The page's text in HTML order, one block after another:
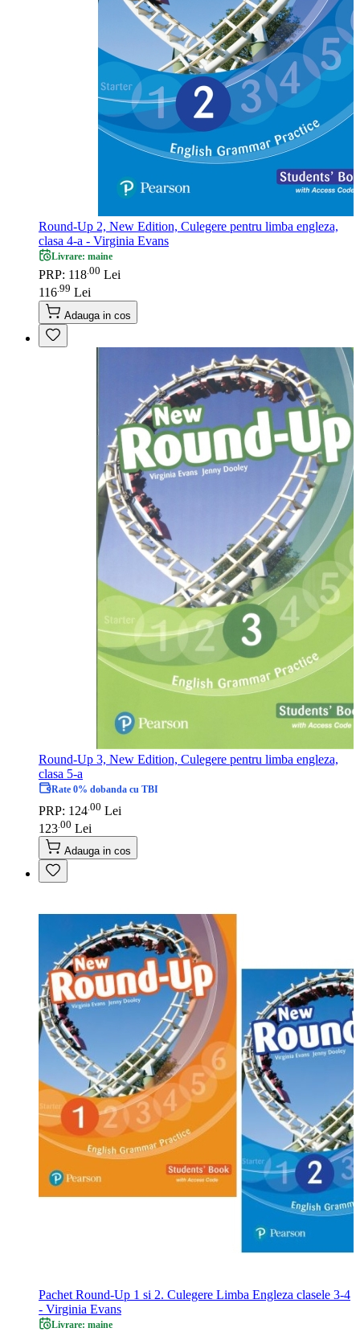
Round-Up 2, New Edition, Culegere pentru limba engleza,
clasa 4-a - Virginia Evans
Livrare: maine
PRP: 118 00 Lei
116 99 Lei
Adauga in cos
Round-Up 3, New Edition, Culegere pentru limba engleza,
clasa 5-a
Rate 0% dobanda cu TBI
PRP: 124 00 Lei
123 00 Lei
Adauga in cos
Pachet Round-Up 1 si 2. Culegere Limba Engleza clasele 3-4
- Virginia Evans
Livrare: maine